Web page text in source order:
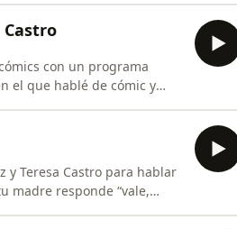
con un programa
el que hablé de cómic y
y Teresa Castro para hablar
madre responde “vale,